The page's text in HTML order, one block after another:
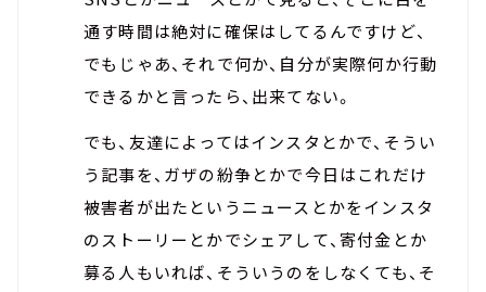
通す時間は絶対に確保はしてるんですけど、
でもじゃあ、それで何か、自分が実際何か行動
できるかと言ったら、出来てない。
でも、友達によってはインスタとかで、そうい
う記事を、ガザの紛争とかで今日はこれだけ
被害者が出たというニュースとかをインスタ
のストーリーとかでシェアして、寄付金とか
募る人もいれば、そういうのをしなくても、そ